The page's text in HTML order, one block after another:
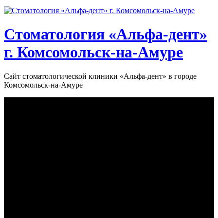
Стоматология «‎Альфа-дент»‎
г. Комсомольск-на-Амуре
Сайт стоматологической клиники «‎Альфа-дент» в городе
Комсомольск-на-Амуре